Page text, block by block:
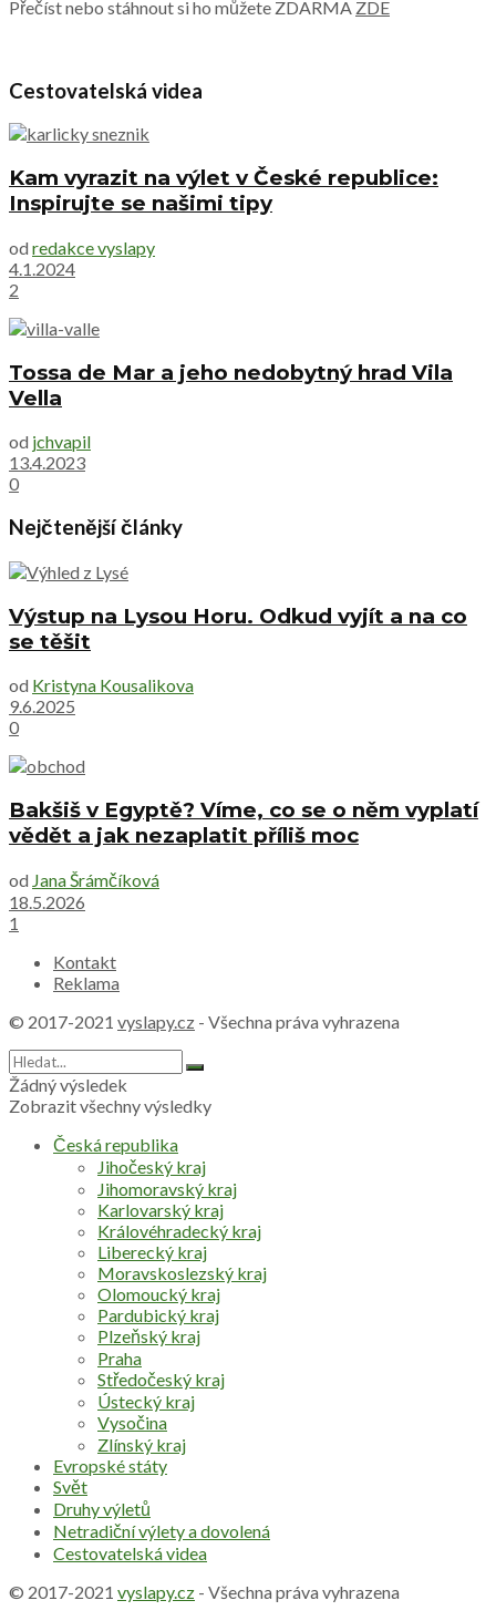
Přečíst nebo stáhnout si ho můžete ZDARMA ZDE
Cestovatelská videa
Kam vyrazit na výlet v České republice:
Inspirujte se našimi tipy
od redakce vyslapy
4.1.2024
2
Tossa de Mar a jeho nedobytný hrad Vila
Vella
od jchvapil
13.4.2023
0
Nejčtenější články
Výstup na Lysou Horu. Odkud vyjít a na co
se těšit
od Kristyna Kousalikova
9.6.2025
0
Bakšiš v Egyptě? Víme, co se o něm vyplatí
vědět a jak nezaplatit příliš moc
od Jana Šrámčíková
18.5.2026
1
Kontakt
Reklama
© 2017-2021 vyslapy.cz - Všechna práva vyhrazena
Žádný výsledek
Zobrazit všechny výsledky
Česká republika
Jihočeský kraj
Jihomoravský kraj
Karlovarský kraj
Královéhradecký kraj
Liberecký kraj
Moravskoslezský kraj
Olomoucký kraj
Pardubický kraj
Plzeňský kraj
Praha
Středočeský kraj
Ústecký kraj
Vysočina
Zlínský kraj
Evropské státy
Svět
Druhy výletů
Netradiční výlety a dovolená
Cestovatelská videa
© 2017-2021 vyslapy.cz - Všechna práva vyhrazena